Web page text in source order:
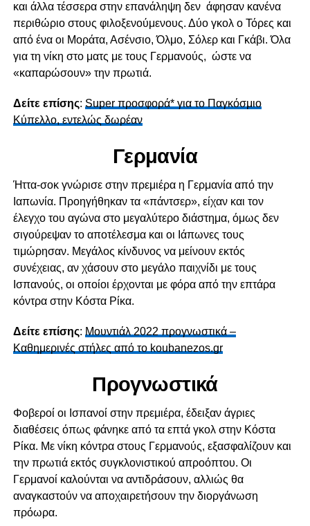
και άλλα τέσσερα στην επανάληψη δεν άφησαν κανένα
περιθώριο στους φιλοξενούμενους. Δύο γκολ ο Τόρες και
από ένα οι Μοράτα, Ασένσιο, Όλμο, Σόλερ και Γκάβι. Όλα
για τη νίκη στο ματς με τους Γερμανούς, ώστε να
«καπαρώσουν» την πρωτιά.
Δείτε επίσης: Super προσφορά* για το Παγκόσμιο
Κύπελλο, εντελώς δωρέαν
Γερμανία
Ήττα-σοκ γνώρισε στην πρεμιέρα η Γερμανία από την
Ιαπωνία. Προηγήθηκαν τα «πάντσερ», είχαν και τον
έλεγχο του αγώνα στο μεγαλύτερο διάστημα, όμως δεν
σιγούρεψαν το αποτέλεσμα και οι Ιάπωνες τους
τιμώρησαν. Μεγάλος κίνδυνος να μείνουν εκτός
συνέχειας, αν χάσουν στο μεγάλο παιχνίδι με τους
Ισπανούς, οι οποίοι έρχονται με φόρα από την επτάρα
κόντρα στην Κόστα Ρίκα.
Δείτε επίσης: Μουντιάλ 2022 προγνωστικά –
Καθημερινές στήλες από το koubanezos.gr
Προγνωστικά
Φοβεροί οι Ισπανοί στην πρεμιέρα, έδειξαν άγριες
διαθέσεις όπως φάνηκε από τα επτά γκολ στην Κόστα
Ρίκα. Με νίκη κόντρα στους Γερμανούς, εξασφαλίζουν και
την πρωτιά εκτός συγκλονιστικού απροόπτου. Οι
Γερμανοί καλούνται να αντιδράσουν, αλλιώς θα
αναγκαστούν να αποχαιρετήσουν την διοργάνωση
πρόωρα.